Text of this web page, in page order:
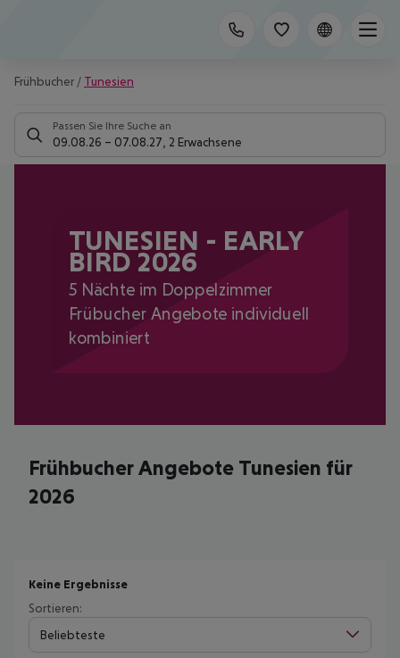
Frühbucher / Tunesien
Passen Sie Ihre Suche an
09.08.26 – 07.08.27 2 Erwachsene
TUNESIEN - EARLY
BIRD 2026
5 Nächte im Doppelzimmer
Frübucher Angebote individuell
kombiniert
Frühbucher Angebote Tunesien für
2026
Keine Ergebnisse
Sortieren:
Beliebteste